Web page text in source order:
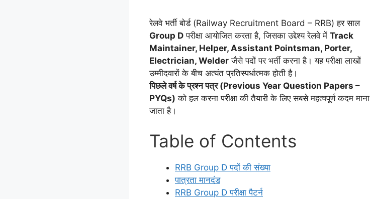
रेलवे भर्ती बोर्ड (Railway Recruitment Board – RRB) हर साल
Group D परीक्षा आयोजित करता है, जिसका उद्देश्य रेलवे में Track
Maintainer, Helper, Assistant Pointsman, Porter,
Electrician, Welder जैसे पदों पर भर्ती करना है। यह परीक्षा लाखों
उम्मीदवारों के बीच अत्यंत प्रतिस्पर्धात्मक होती है।
पिछले वर्ष के प्रश्न पत्र (Previous Year Question Papers –
PYQs) को हल करना परीक्षा की तैयारी के लिए सबसे महत्वपूर्ण कदम माना
जाता है।
Table of Contents
RRB Group D पदों की संख्या
पात्रता मानदंड
RRB Group D परीक्षा पैटर्न